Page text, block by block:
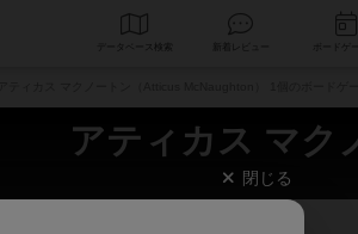
データベース
アティカス マク
閉じる